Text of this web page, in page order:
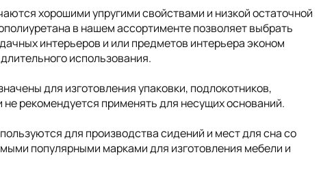
хорошими упругими свойствами и низкой остаточной
в нашем ассортименте позволяет выбрать
интерьеров и или предметов интерьера эконом
использования.
для изготовления упаковки, подлокотников,
рекомендуется применять для несущих оснований.
для производства сидений и мест для сна со
популярными марками для изготовления мебели и